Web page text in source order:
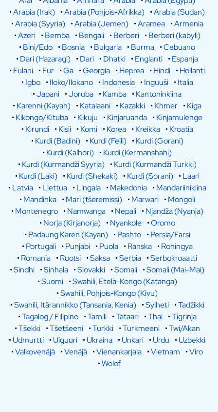
•Arabia (Irak) •Arabia (Pohjois-Afrikka) •Arabia (Sudan)
•Arabia (Syyria) •Arabia (Jemen) •Aramea •Armenia
•Azeri •Bemba •Bengali •Berberi •Berberi (kabyli)
•Bini/Edo •Bosnia •Bulgaria •Burma •Cebuano
•Dari (Hazaragi) •Dari •Dhatki •Englanti •Espanja
•Fulani •Fur •Ga •Georgia •Heprea •Hindi •Hollanti
•Igbo •Iloko/Ilokano •Indonesia •Inguuši •Italia
•Japani •Joruba •Kamba •Kantoninkiina
•Karenni (Kayah) •Katalaani •Kazakki •Khmer •Kiga
•Kikongo/Kituba •Kikuju •Kinjaruanda •Kinjamulenge
•Kirundi •Kisii •Komi •Korea •Kreikka •Kroatia
•Kurdi (Badini) •Kurdi (Feili) •Kurdi (Gorani)
•Kurdi (Kalhori) •Kurdi (Kermanshahi)
•Kurdi (Kurmandži Syyria) •Kurdi (Kurmandži Turkki)
•Kurdi (Laki) •Kurdi (Shekaki) •Kurdi (Sorani) •Laari
•Latvia •Liettua •Lingala •Makedonia •Mandariinikiina
•Mandinka •Mari (tšeremissi) •Marwari •Mongoli
•Montenegro •Namwanga •Nepali •Njandža (Nyanja)
•Norja (Kirjanorja) •Nyankole •Oromo
•Padaung Karen (Kayan) •Pashto •Persia/Farsi
•Portugali •Punjabi •Puola •Ranska •Rohingya
•Romania •Ruotsi •Saksa •Serbia •Serbokroaatti
•Sindhi •Sinhala •Slovakki •Somali •Somali (Mai-Mai)
•Suomi •Swahili, Etelä-Kongo (Katanga)
•Swahili, Pohjois-Kongo (Kivu)
•Swahili, Itärannikko (Tansania, Kenia) •Sylheti •Tadžikki
•Tagalog / Filipino •Tamili •Tataari •Thai •Tigrinja
•Tšekki •Tšetšeeni •Turkki •Turkmeeni •Twi/Akan
•Udmurtti •Uiguuri •Ukraina •Unkari •Urdu •Uzbekki
•Valkovenäjä •Venäjä •Vienankarjala •Vietnam •Viro
•Wolof